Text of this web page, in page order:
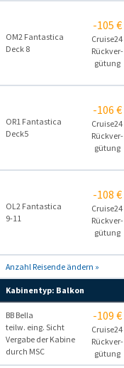
OM2 Fantastica
Deck 8
-105 €
Cruise24
Rückver­
gütung
OR1 Fantastica
Deck5
-106 €
Cruise24
Rückver­
gütung
OL2 Fantastica
9-11
-108 €
Cruise24
Rückver­
gütung
Anzahl Reisende ändern »
Kabinentyp: Balkon
BB Bella
teilw. eing. Sicht
Vergabe der Kabine
durch MSC
-109 €
Cruise24
Rückver­
gütung